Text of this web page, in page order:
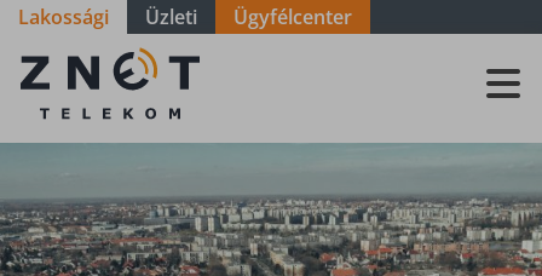
Lakossági Üzleti Ügyfélcenter
Szolgáltatási
terület - Zala
-